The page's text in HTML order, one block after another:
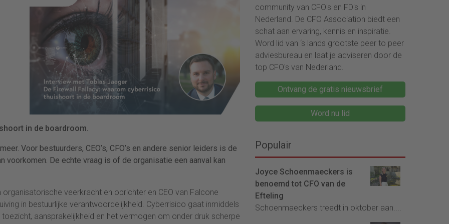
in de boardroom.
Voor bestuurders, CEO’s, CFO’s en andere senior leiders is de
voorkomen. De echte vraag is of de organisatie een aanval kan
veerkracht en oprichter en CEO van Falcone
in bestuurlijke verantwoordelijkheid. Cyberrisico gaat inmiddels
aansprakelijkheid en het vermogen om onder druk scherpe
community van CFO's en FD's in
Nederland. De CFO Association biedt een
schat aan ervaring, kennis en inspiratie.
Word lid van ‘s lands grootste peer to peer
adviesbureau en laat je adviseren door de
top CFO's van Nederland.
Ontvang de gratis nieuwsbrief
Word nu lid
Populair
Joyce Schoenmaeckers is
benoemd tot CFO van de
Efteling
Schoenmaeckers treedt in oktober aan....